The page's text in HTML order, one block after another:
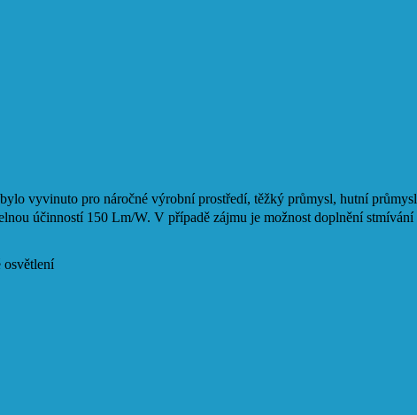
vyvinuto pro náročné výrobní prostředí, těžký průmysl, hutní
účinností 150 Lm/W. V případě zájmu je možnost doplnění
osvětlení